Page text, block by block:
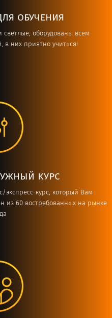
обучения
оборудованы всем
в них приятно учиться!
курс
курс, который Вам
из 60 востребованных на рынке